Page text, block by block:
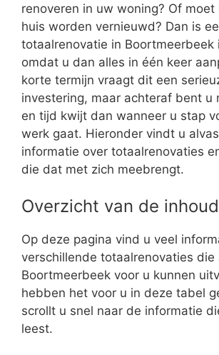
renoveren in uw woning? Of moet
huis worden vernieuwd? Dan is
totaalrenovatie in Boortmeerbeek
omdat u dan alles in één keer
korte termijn vraagt dit een
investering, maar achteraf bent u
en tijd kwijt dan wanneer u stap
werk gaat. Hieronder vindt u
informatie over totaalrenovaties
die dat met zich meebrengt.
Overzicht van de inhoud
Op deze pagina vind u veel
verschillende totaalrenovaties die
Boortmeerbeek voor u kunnen
hebben het voor u in deze tabel
scrollt u snel naar de informatie
leest.